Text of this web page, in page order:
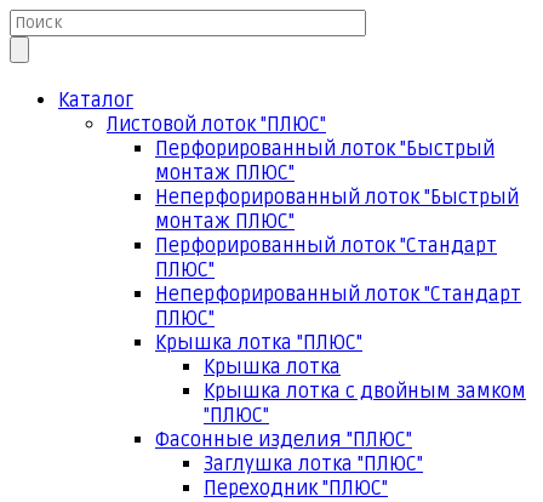
Каталог
Листовой лоток "ПЛЮС"
Перфорированный лоток "Быстрый
монтаж ПЛЮС"
Неперфорированный лоток "Быстрый
монтаж ПЛЮС"
Перфорированный лоток "Стандарт
ПЛЮС"
Неперфорированный лоток "Стандарт
ПЛЮС"
Крышка лотка "ПЛЮС"
Крышка лотка
Крышка лотка с двойным замком
"ПЛЮС"
Фасонные изделия "ПЛЮС"
Заглушка лотка "ПЛЮС"
Переходник "ПЛЮС"